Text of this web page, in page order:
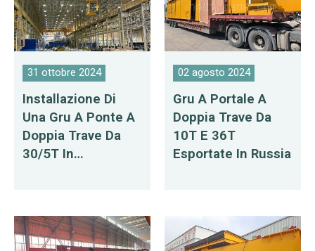
31 ottobre 2024
Installazione Di
Una Gru A Ponte A
Doppia Trave Da
30/5T In
02 agosto 2024
Gru A Portale A
Doppia Trave Da
10T E 36T
Esportate In Russia